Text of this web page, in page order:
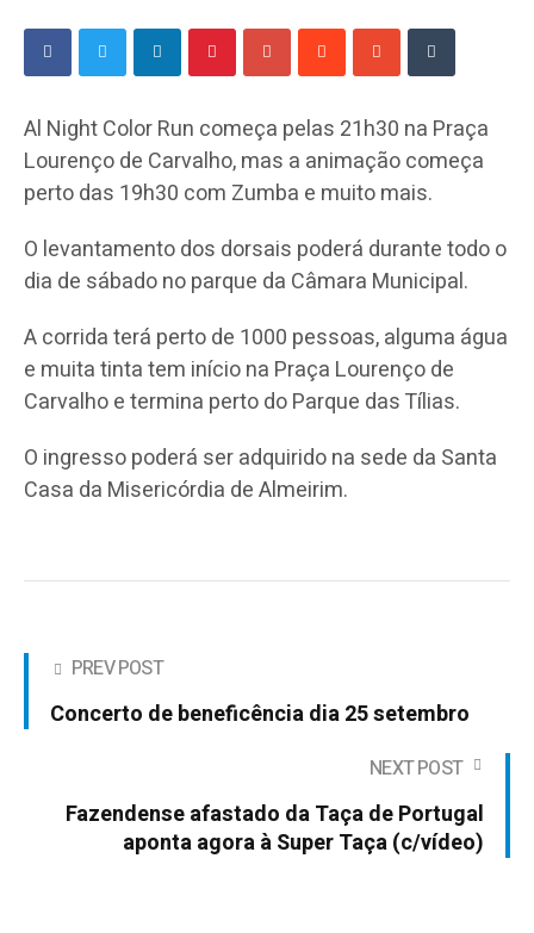
Al Night Color Run começa pelas 21h30 na Praça
Lourenço de Carvalho, mas a animação começa
perto das 19h30 com Zumba e muito mais.
O levantamento dos dorsais poderá durante todo o
dia de sábado no parque da Câmara Municipal.
A corrida terá perto de 1000 pessoas, alguma água
e muita tinta tem início na Praça Lourenço de
Carvalho e termina perto do Parque das Tílias.
O ingresso poderá ser adquirido na sede da Santa
Casa da Misericórdia de Almeirim.
PREV POST
Concerto de beneficência dia 25 setembro
NEXT POST
Fazendense afastado da Taça de Portugal
aponta agora à Super Taça (c/vídeo)